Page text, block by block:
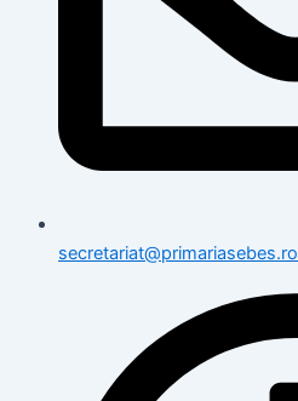
secretariat@primariasebes.ro